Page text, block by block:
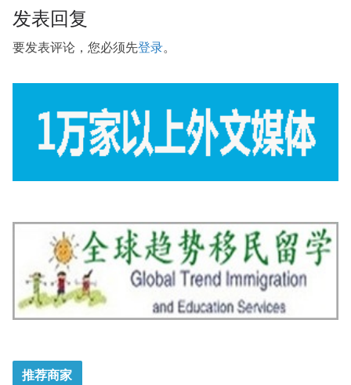
发表回复
要发表评论，您必须先登录。
推荐商家